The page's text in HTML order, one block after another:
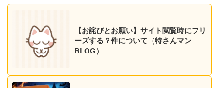
【お詫びとお願い】サイト閲覧時にフリ
ーズする？件について（特さんマン
BLOG）